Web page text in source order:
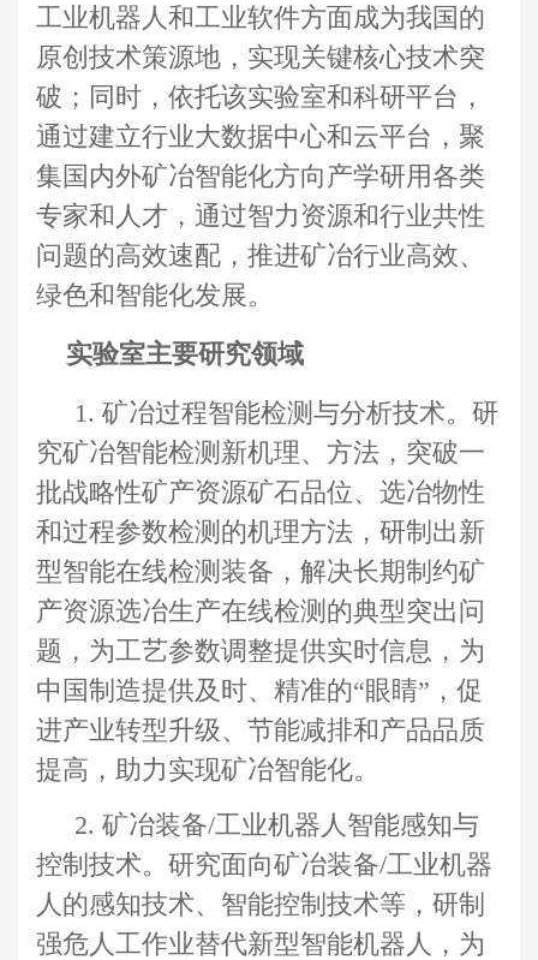
工业机器人和工业软件方面成为我国的
原创技术策源地，实现关键核心技术突
破；同时，依托该实验室和科研平台，
通过建立行业大数据中心和云平台，聚
集国内外矿冶智能化方向产学研用各类
专家和人才，通过智力资源和行业共性
问题的高效速配，推进矿冶行业高效、
绿色和智能化发展。
实验室主要研究领域
1. 矿冶过程智能检测与分析技术。 研
究矿冶智能检测新机理、方法，突破一
批战略性矿产资源矿石品位、选冶物性
和过程参数检测的机理方法，研制出新
型智能在线检测装备，解决长期制约矿
产资源选冶生产在线检测的典型突出问
题，为工艺参数调整提供实时信息，为
中国制造提供及时、精准的“眼睛” ，促
进产业转型升级、节能减排和产品品质
提高，助力实现矿冶智能化。
2. 矿冶装备/工业机器人智能感知与
控制技术。 研究面向矿冶装备/工业机器
人的感知技术、智能控制技术等，研制
强危人工作业替代新型智能机器人，为